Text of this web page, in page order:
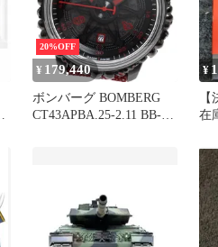
ス
テ
20%OFF
¥ 179,440
ボンバーグ BOMBERG
CT43APBA.25-2.11 BB-01
¥
在
ン